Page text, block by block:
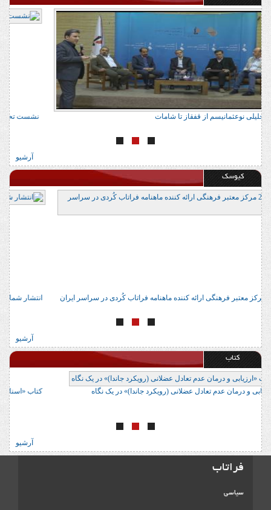
نشست تحلیلی نوعثمانیسم از قفقاز تا شامات
آرشیو
کیوسک
آدرس 22 مرکز معتبر فرهنگی ارائه کننده ماهنامه فراتاب کُردی در سراسر ایران
آرشیو
کتاب
کتاب «ارزیابی و درمان عدم تعادل عضلانی (رویکرد جاندا)» در یک نگاه
آرشیو
فراتاب
سیاسی